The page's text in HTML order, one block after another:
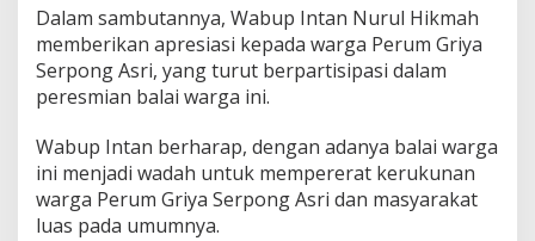
e
s
a
t
a
d
a
n
Dalam sambutannya, Wabup Intan Nurul Hikmah
memberikan apresiasi kepada warga Perum Griya
Serpong Asri, yang turut berpartisipasi dalam
peresmian balai warga ini.
Wabup Intan berharap, dengan adanya balai warga
ini menjadi wadah untuk mempererat kerukunan
warga Perum Griya Serpong Asri dan masyarakat
luas pada umumnya.